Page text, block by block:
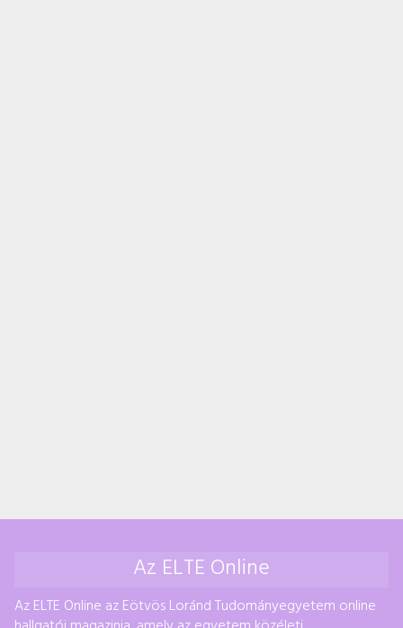
Az ELTE Online
Az ELTE Online az Eötvös Loránd Tudományegyetem online